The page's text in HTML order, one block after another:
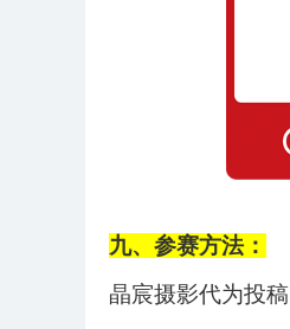
九、参赛方法：
晶宸摄影代为投